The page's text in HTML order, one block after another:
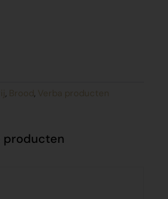
, Brood, Verba producten
producten